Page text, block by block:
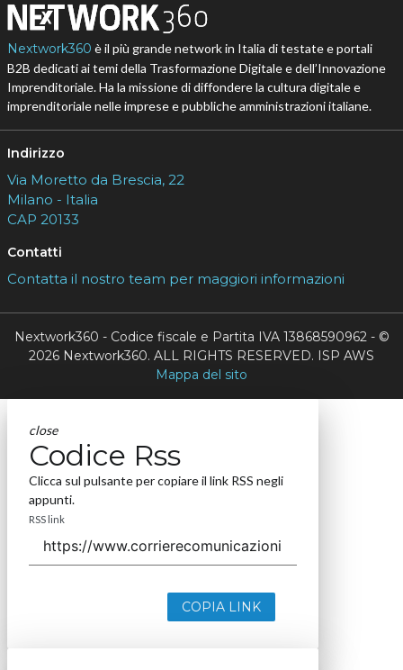
Nextwork360 è il più grande network in Italia di testate e portali
B2B dedicati ai temi della Trasformazione Digitale e dell’Innovazione
Imprenditoriale. Ha la missione di diffondere la cultura digitale e
imprenditoriale nelle imprese e pubbliche amministrazioni italiane.
Indirizzo
Via Moretto da Brescia, 22
Milano - Italia
CAP 20133
Contatti
Contatta il nostro team per maggiori informazioni
Nextwork360 - Codice fiscale e Partita IVA 13868590962 - ©
2026 Nextwork360. ALL RIGHTS RESERVED. ISP AWS
Mappa del sito
close
Codice Rss
Clicca sul pulsante per copiare il link RSS negli
appunti.
RSS link
COPIA LINK